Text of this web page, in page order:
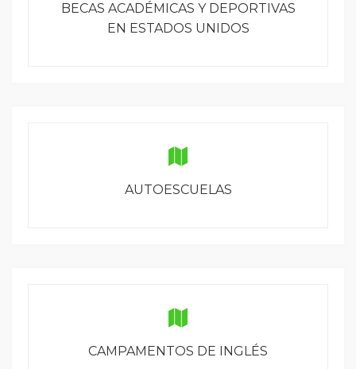
BECAS ACADÉMICAS Y DEPORTIVAS
EN ESTADOS UNIDOS
AUTOESCUELAS
CAMPAMENTOS DE INGLÉS